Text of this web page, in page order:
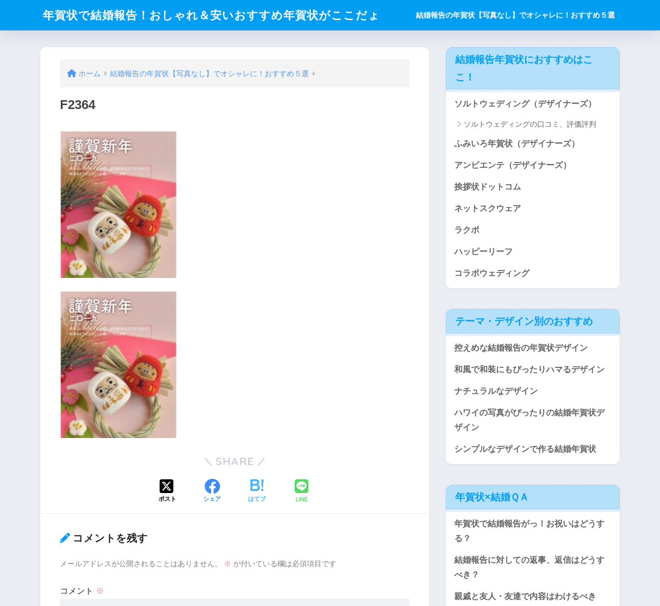
年賀状で結婚報告！おしゃれ＆安いおすすめ年賀状がここだょ 結婚報告の年賀状【写真なし】でオシャレに！おすすめ５選
ホーム 結婚報告の年賀状【写真なし】でオシャレに！おすすめ５選
F2364
SHARE
ポスト シェア はてブ LINE
コメントを残す
メールアドレスが公開されることはありません。 ※ が付いている欄は必須項目です
コメント ※
結婚報告年賀状におすすめはこ
こ！
ソルトウェディング（デザイナーズ）
ソルトウェディングの口コミ、評価評判
ふみいろ年賀状（デザイナーズ）
アンビエンテ（デザイナーズ）
挨拶状ドットコム
ネットスクウェア
ラクポ
ハッピーリーフ
コラボウェディング
テーマ・デザイン別のおすすめ
控えめな結婚報告の年賀状デザイン
和風で和装にもぴったりハマるデザイン
ナチュラルなデザイン
ハワイの写真がぴったりの結婚年賀状デ
ザイン
シンプルなデザインで作る結婚年賀状
年賀状×結婚ＱＡ
年賀状で結婚報告がっ！お祝いはどうす
る？
結婚報告に対しての返事、返信はどうす
べき？
親戚と友人・友達で内容はわけるべき